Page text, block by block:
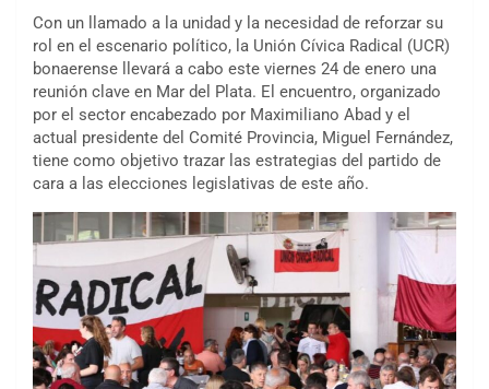
Con un llamado a la unidad y la necesidad de reforzar su
rol en el escenario político, la Unión Cívica Radical (UCR)
bonaerense llevará a cabo este viernes 24 de enero una
reunión clave en Mar del Plata. El encuentro, organizado
por el sector encabezado por Maximiliano Abad y el
actual presidente del Comité Provincia, Miguel Fernández,
tiene como objetivo trazar las estrategias del partido de
cara a las elecciones legislativas de este año.